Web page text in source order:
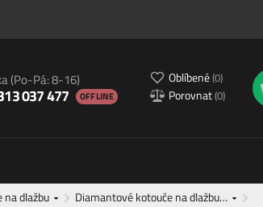
(Po-Pá: 8-16)
037 477 OFFLINE
Oblíbené(0)
Porovnat(0)
na dlažbu
Diamantové kotouče na dlažbu…